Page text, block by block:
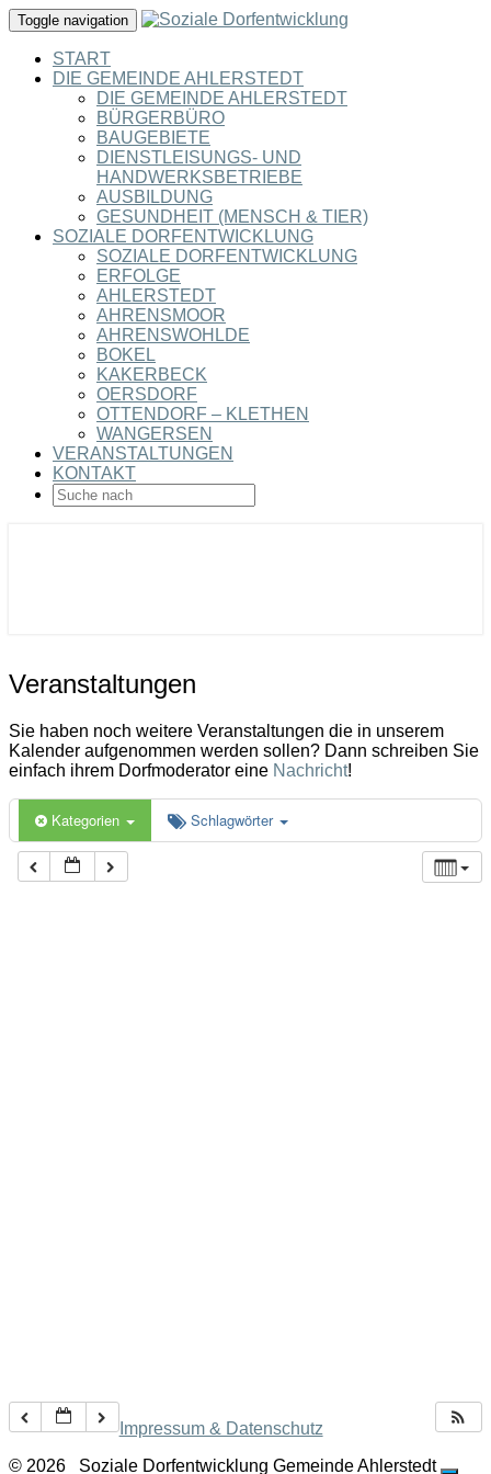
Toggle navigation
START
DIE GEMEINDE AHLERSTEDT
DIE GEMEINDE AHLERSTEDT
BÜRGERBÜRO
BAUGEBIETE
DIENSTLEISUNGS- UND
HANDWERKSBETRIEBE
AUSBILDUNG
GESUNDHEIT (MENSCH & TIER)
SOZIALE DORFENTWICKLUNG
SOZIALE DORFENTWICKLUNG
ERFOLGE
AHLERSTEDT
AHRENSMOOR
AHRENSWOHLDE
BOKEL
KAKERBECK
OERSDORF
OTTENDORF – KLETHEN
WANGERSEN
VERANSTALTUNGEN
KONTAKT
SEARCH
ICON
Veranstaltungen
Veranstaltungen
Sie haben noch weitere Veranstaltungen die in unserem
Kalender aufgenommen werden sollen? Dann schreiben Sie
einfach ihrem Dorfmoderator eine Nachricht!
Kategorien Schlagwörter
Impressum & Datenschutz
© 2026
Soziale Dorfentwicklung Gemeinde Ahlerstedt